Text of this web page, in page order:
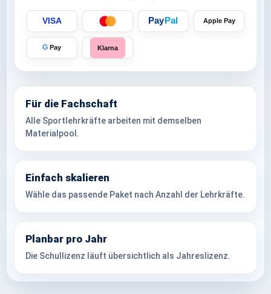
VISA PayPal Apple Pay
G Pay Klarna
Für die Fachschaft
Alle Sportlehrkräfte arbeiten mit demselben
Materialpool.
Einfach skalieren
Wähle das passende Paket nach Anzahl der Lehrkräfte.
Planbar pro Jahr
Die Schullizenz läuft übersichtlich als Jahreslizenz.